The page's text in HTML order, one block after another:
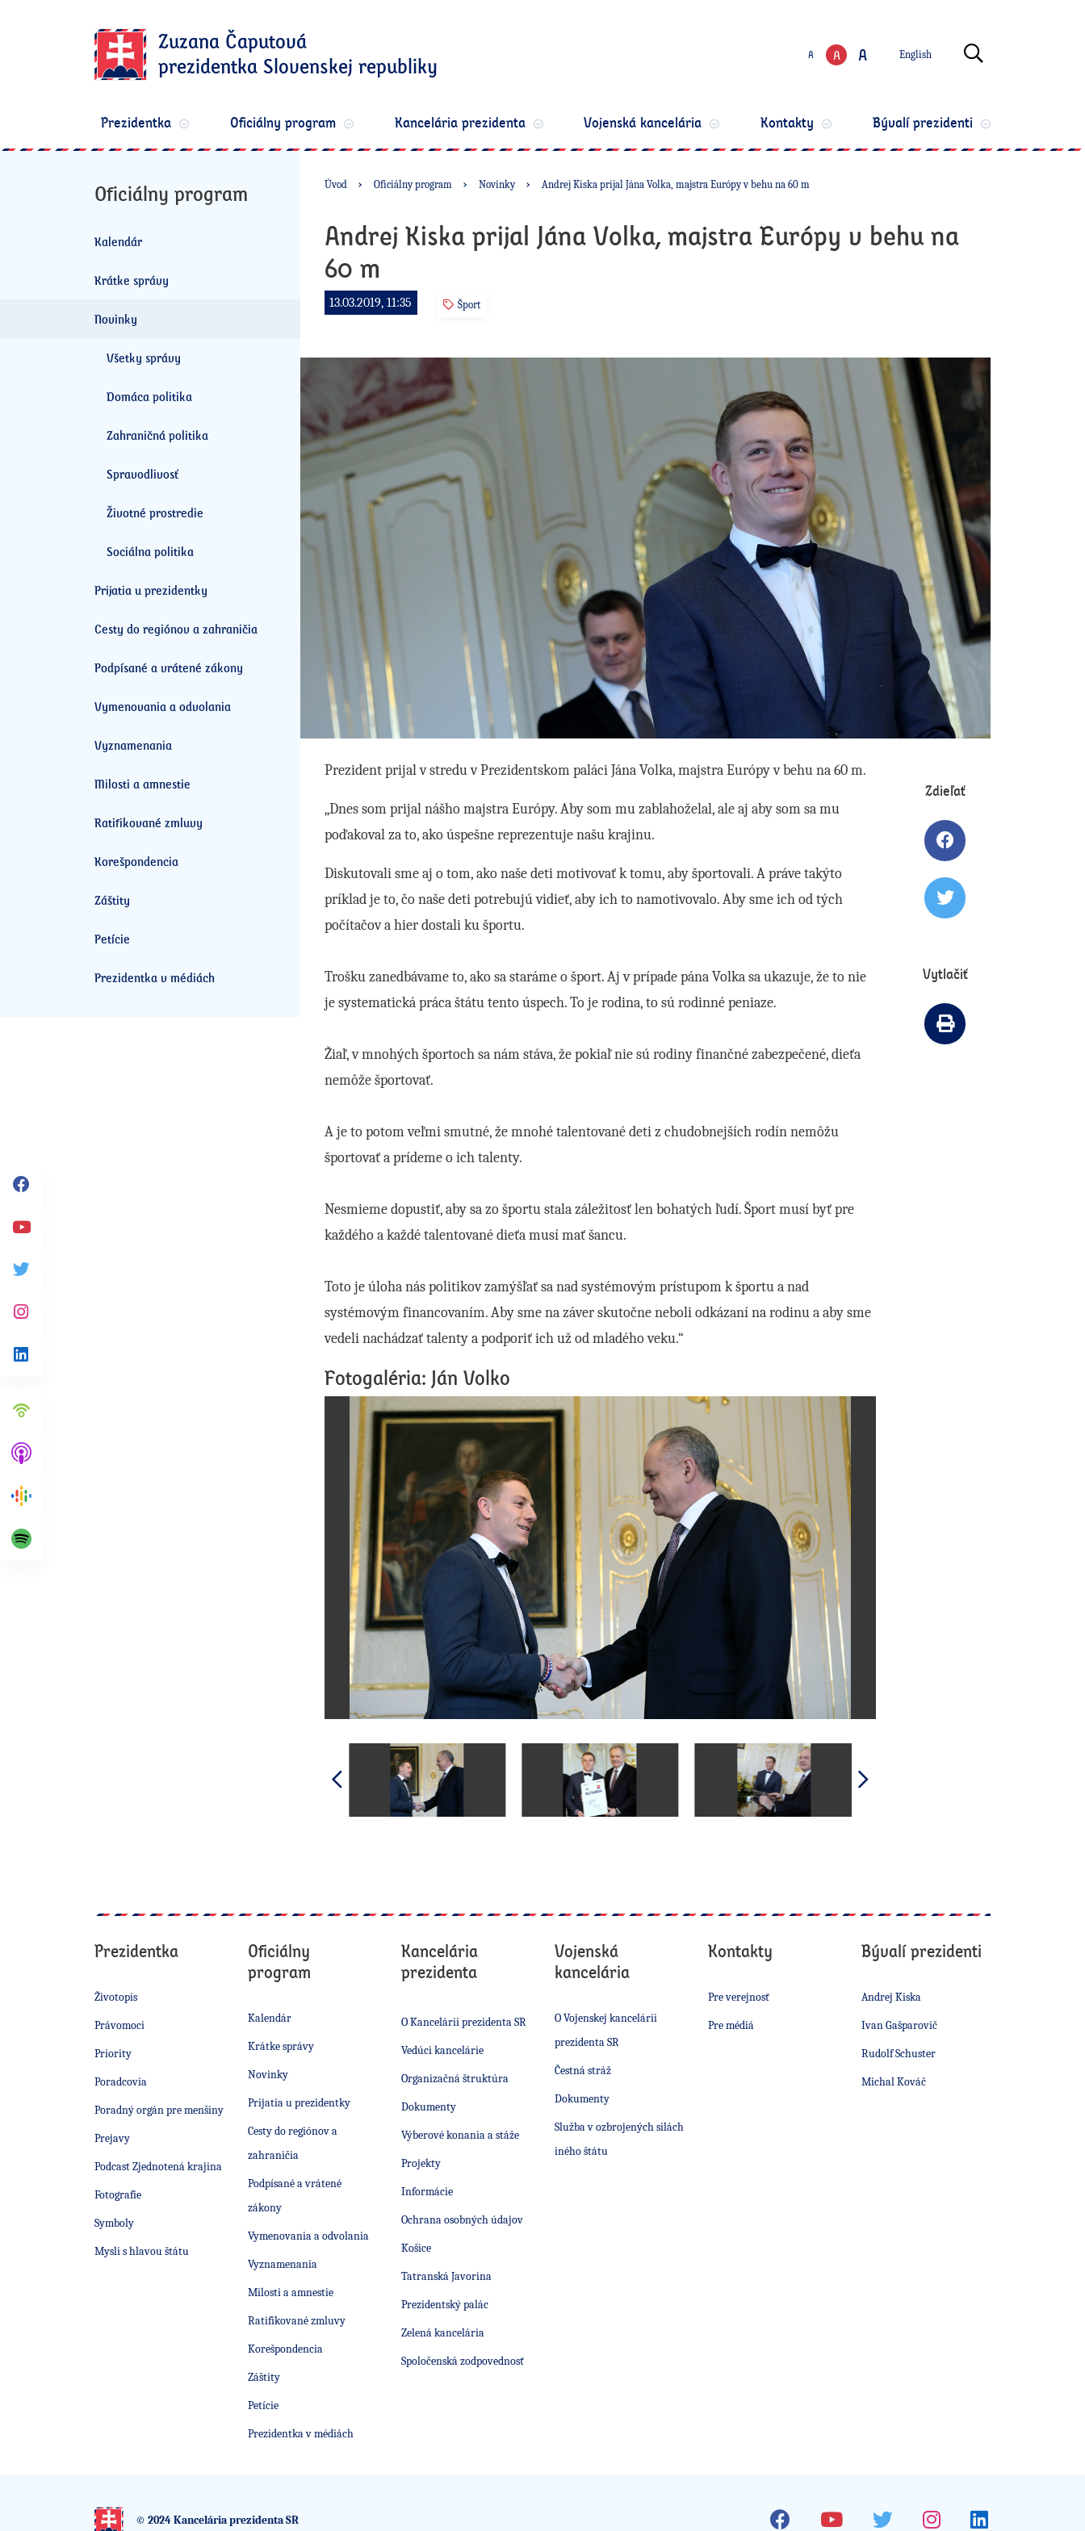
Zuzana Čaputová
prezidentka Slovenskej republiky
A A A Zmeniť jazyk
English
Prezidentka Oficiálny program Kancelária prezidenta Vojenská kancelária Kontakty Bývalí prezidenti
Oficiálny program
Kalendár
Krátke správy
Novinky
Všetky správy
Domáca politika
Zahraničná politika
Spravodlivosť
Životné prostredie
Sociálna politika
Prijatia u prezidentky
Cesty do regiónov a zahraničia
Podpísané a vrátené zákony
Vymenovania a odvolania
Vyznamenania
Milosti a amnestie
Ratifikované zmluvy
Korešpondencia
Záštity
Petície
Prezidentka v médiách
Úvod Oficiálny program Novinky Andrej Kiska prijal Jána Volka, majstra Európy v behu na 60 m
Andrej Kiska prijal Jána Volka, majstra Európy v behu na
60 m
13.03.2019, 11:35 Šport
Prezident prijal v stredu v Prezidentskom paláci Jána Volka, majstra Európy v behu na 60 m.
„Dnes som prijal nášho majstra Európy. Aby som mu zablahoželal, ale aj aby som sa mu
poďakoval za to, ako úspešne reprezentuje našu krajinu.
Diskutovali sme aj o tom, ako naše deti motivovať k tomu, aby športovali. A práve takýto
príklad je to, čo naše deti potrebujú vidieť, aby ich to namotivovalo. Aby sme ich od tých
počítačov a hier dostali ku športu.
Trošku zanedbávame to, ako sa staráme o šport. Aj v prípade pána Volka sa ukazuje, že to nie
je systematická práca štátu tento úspech. To je rodina, to sú rodinné peniaze.
Žiaľ, v mnohých športoch sa nám stáva, že pokiaľ nie sú rodiny finančné zabezpečené, dieťa
nemôže športovať.
A je to potom veľmi smutné, že mnohé talentované deti z chudobnejších rodín nemôžu
športovať a prídeme o ich talenty.
Nesmieme dopustiť, aby sa zo športu stala záležitosť len bohatých ľudí. Šport musí byť pre
každého a každé talentované dieťa musí mať šancu.
Toto je úloha nás politikov zamýšľať sa nad systémovým prístupom k športu a nad
systémovým financovaním. Aby sme na záver skutočne neboli odkázaní na rodinu a aby sme
vedeli nachádzať talenty a podporiť ich už od mladého veku.“
Fotogaléria: Ján Volko
Zdieľať
Zdielať článok na
Tweetovať článok
Vytlačiť
Vytlačiť článok
Prezidentka
Životopis
Právomoci
Priority
Poradcovia
Poradný orgán pre menšiny
Prejavy
Podcast Zjednotená krajina
Fotografie
Symboly
Mysli s hlavou štátu
Oficiálny
program
Kalendár
Krátke správy
Novinky
Prijatia u prezidentky
Cesty do regiónov a
zahraničia
Podpísané a vrátené
zákony
Vymenovania a odvolania
Vyznamenania
Milosti a amnestie
Ratifikované zmluvy
Korešpondencia
Záštity
Petície
Prezidentka v médiách
Kancelária
prezidenta
O Kancelárii prezidenta SR
Vedúci kancelárie
Organizačná štruktúra
Dokumenty
Výberové konania a stáže
Projekty
Informácie
Ochrana osobných údajov
Košice
Tatranská Javorina
Prezidentský palác
Zelená kancelária
Spoločenská zodpovednosť
Vojenská
kancelária
O Vojenskej kancelárii
prezidenta SR
Čestná stráž
Dokumenty
Služba v ozbrojených silách
iného štátu
Kontakty
Pre verejnosť
Pre médiá
Bývalí prezidenti
Andrej Kiska
Ivan Gašparovič
Rudolf Schuster
Michal Kováč
© 2024 Kancelária prezidenta SR FacebookYoutubeTwitterInstagramLinkedin
Facebook
Youtube